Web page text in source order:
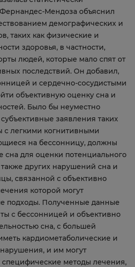
Мендоза объяснил
демографических и
таких как физические и
здоровья, в частности,
людей, которые мало спят от
последствий. Он добавил,
и сердечно-сосудистыми
объективную оценку сна и
Было бы неуместно
субъективные заявления таких
с легкими когнитивными
на бессонницу, должны
сна для оценки потенциального
также других нарушений сна и
связанной с объективно
которой могут
подходы. Полученные данные
с бессонницей и объективно
сна, с большей
кардиометаболические и
и им могут
специфические методы лечения,